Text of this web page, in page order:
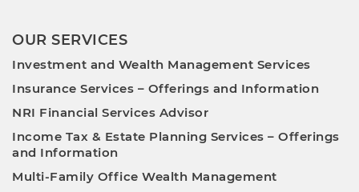
OUR SERVICES
Investment and Wealth Management Services
Insurance Services – Offerings and Information
NRI Financial Services Advisor
Income Tax & Estate Planning Services – Offerings
and Information
Multi-Family Office Wealth Management